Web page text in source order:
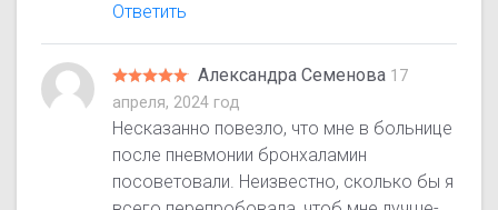
Ответить
Александра Семенова 17
апреля, 2024 год
Несказанно повезло, что мне в больнице
после пневмонии бронхаламин
посоветовали. Неизвестно, сколько бы я